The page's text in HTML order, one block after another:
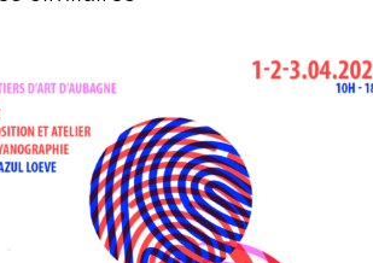
2022 | Exposition JEMA | Aubagne